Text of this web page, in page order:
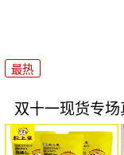
最热
双十一现货专场